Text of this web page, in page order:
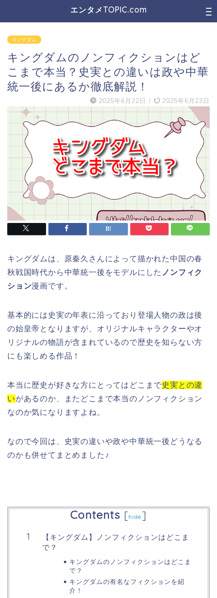
エンタメTOPIC.com
キングダム
キングダムのノンフィクションはど
こまで本当？史実との違いは政や中華
統一後にあるか徹底解説！
2025年6月22日 / 2025年6月23日
キングダムは、原秦久さんによって描かれた中国の春
秋戦国時代から中華統一後をモデルにした ノンフィク
ション漫画です。
基本的には史実の年表に沿っており登場人物の政は後
の始皇帝となりますが、オリジナルキャラクターやオ
リジナルの物語が含まれているので歴史を知らない方
にも楽しめる作品！
本当に歴史が好きな方にとってはどこまで史実との違
いがあるのか、またどこまで本当のノンフィクション
なのか気になりますよね。
なので今回は、史実の違いや政や中華統一後どうなる
のかも併せてまとめました♪
Contents [hide ]
【キングダム】ノンフィクションはどこま
で？
キングダムのノンフィクションはどこま
で？
キングダムの有名なフィクションを紹
介！